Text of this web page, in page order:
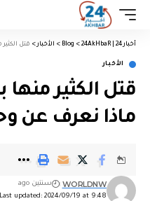
أخبار 24 | 24AkHbaR >
Blog
> الأخبار > قتل
الأخبار
قتل الكثير منها
ماذا نعرف عن
Last updated: 2024/09/19 at 9:48 مساءً
WORLDNW سنتين ago